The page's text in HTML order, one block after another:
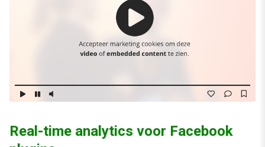
Real-time analytics voor Facebook